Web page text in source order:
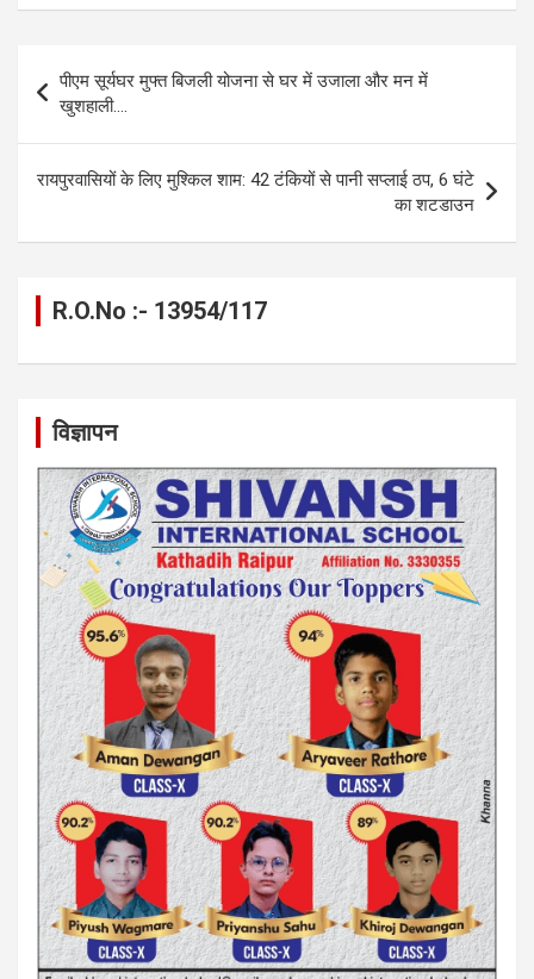
ce
o
o
k
se
g
er
at
s
A
p
p
e
gr
a
m
ail py
Li
n
k
ar
e
Post
navigation
पीएम सूर्यघर मुफ्त बिजली योजना से घर में उजाला और मन में
खुशहाली….
रायपुरवासियों के लिए मुश्किल शाम: 42 टंकियों से पानी सप्लाई ठप, 6 घंटे
का शटडाउन
R.O.No :- 13954/117
विज्ञापन